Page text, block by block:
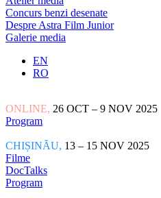
Concurs benzi desenate
Despre Astra Film Junior
Galerie media
EN
RO
ONLINE, 26 OCT – 9 NOV 2025
Program
CHIȘINĂU, 13 – 15 NOV 2025
Filme
DocTalks
Program